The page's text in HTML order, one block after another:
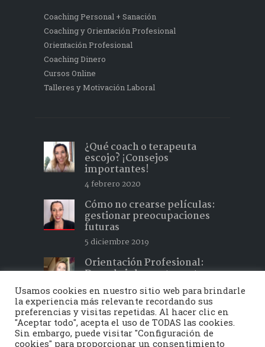
Coaching Personal + Sanación
Coaching y Orientación Profesional
Orientación Profesional
Coaching Dinero
Cursos Online
Talleres y Motivación Laboral
¿Qué coach o terapeuta
escojo? ¡Consejos
importantes!
4 febrero 2020
Cómo no crearse películas:
gestionar preocupaciones
futuras
5 diciembre 2019
Orientación Profesional:
Descubrir lo que te gusta y
hacer lo que te apasiona 2
15 febrero 2019
Usamos cookies en nuestro sitio web para brindarle
la experiencia más relevante recordando sus
preferencias y visitas repetidas. Al hacer clic en
"Aceptar todo", acepta el uso de TODAS las cookies.
Sin embargo, puede visitar "Configuración de
cookies" para proporcionar un consentimiento